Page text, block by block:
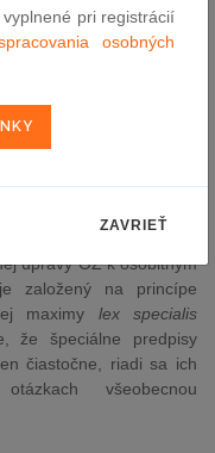
v § 128 ods. 1 a 2 a
zákonníka (ďalej
noriem verejného
úpravy OZ k osobitným
založený na princípe
maximy lex specialis
že špeciálne predpisy
čiastočne, riadi sa ich
všeobecnou
pri registrácií
osobných
ZAVRIEŤ